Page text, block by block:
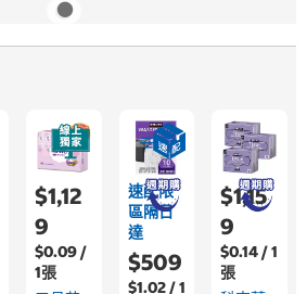
$1,12
9
$0.09 /
1張
速配限
區隔日
達
$509
$1.02 / 1
$1,15
9
$0.14 / 1
張